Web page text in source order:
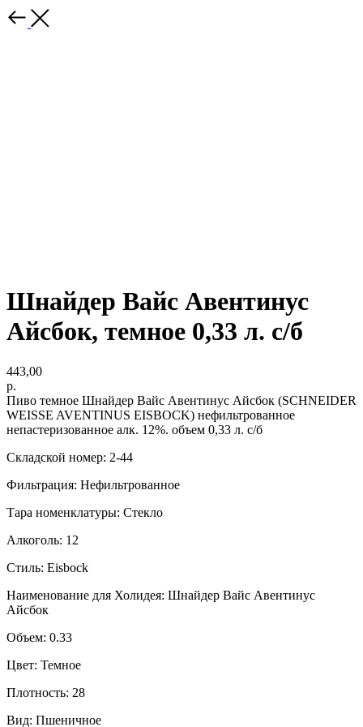
Шнайдер Вайс Авентинус
Айсбок, темное 0,33 л. с/б
443,00
р.
Пиво темное Шнайдер Вайс Авентинус Айсбок (SCHNEIDER
WEISSE AVENTINUS EISBOCK) нефильтрованное
непастеризованное алк. 12%. объем 0,33 л. с/б
Складской номер: 2-44
Фильтрация: Нефильтрованное
Тара номенклатуры: Стекло
Алкоголь: 12
Стиль: Eisbock
Наименование для Холидея: Шнайдер Вайс Авентинус
Айсбок
Объем: 0.33
Цвет: Темное
Плотность: 28
Вид: Пшеничное